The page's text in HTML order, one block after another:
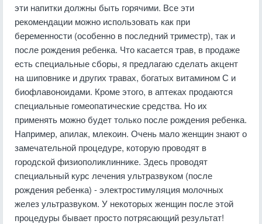
эти напитки должны быть горячими. Все эти
рекомендации можно использовать как при
беременности (особенно в последний триместр), так и
после рождения ребенка. Что касается трав, в продаже
есть специальные сборы, я предлагаю сделать акцент
на шиповнике и других травах, богатых витамином С и
биофлавоноидами. Кроме этого, в аптеках продаются
специальные гомеопатические средства. Но их
применять можно будет только после рождения ребенка.
Например, апилак, млекоин. Очень мало женщин знают о
замечательной процедуре, которую проводят в
городской физиополиклиннике. Здесь проводят
специальный курс лечения ультразвуком (после
рождения ребенка) - электростимуляция молочных
желез ультразвуком. У некоторых женщин после этой
процедуры бывает просто потрясающий результат!